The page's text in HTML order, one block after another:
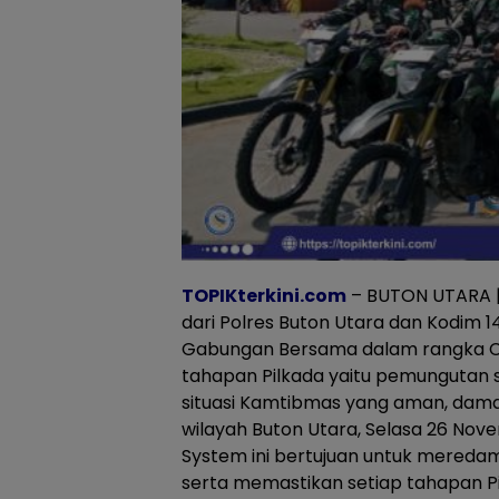
TOPIKterkini.com – BUTON
dari Polres Buton Utara dan Kodim
Gabungan Bersama dalam rangka
tahapan Pilkada yaitu
situasi Kamtibmas yang aman,
wilayah Buton Utara, Selasa 26
System ini bertujuan untuk
serta memastikan setiap tahapan